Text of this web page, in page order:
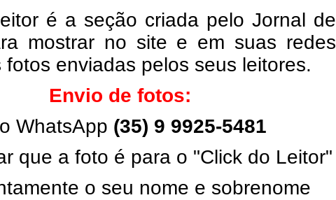
é a seção criada pelo Jornal de
mostrar no site e em suas redes
fotos enviadas pelos seus leitores.
Envio de fotos:
WhatsApp (35) 9 9925-5481
que a foto é para o "Click do Leitor"
o seu nome e sobrenome